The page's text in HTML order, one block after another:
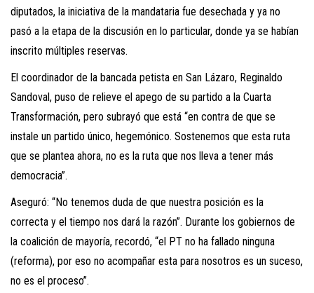
diputados, la iniciativa de la mandataria fue desechada y ya no
pasó a la etapa de la discusión en lo particular, donde ya se habían
inscrito múltiples reservas.
El coordinador de la bancada petista en San Lázaro, Reginaldo
Sandoval, puso de relieve el apego de su partido a la Cuarta
Transformación, pero subrayó que está “en contra de que se
instale un partido único, hegemónico. Sostenemos que esta ruta
que se plantea ahora, no es la ruta que nos lleva a tener más
democracia”.
Aseguró: “No tenemos duda de que nuestra posición es la
correcta y el tiempo nos dará la razón”. Durante los gobiernos de
la coalición de mayoría, recordó, “el PT no ha fallado ninguna
(reforma), por eso no acompañar esta para nosotros es un suceso,
no es el proceso”.